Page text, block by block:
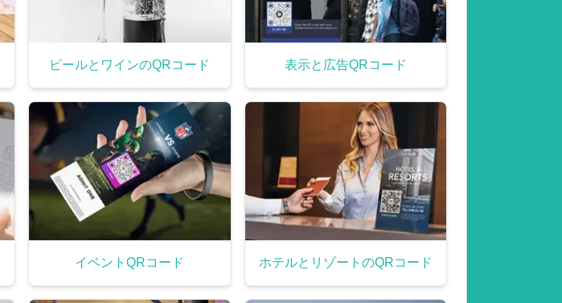
ビールとワインのQRコード 表示と広告QRコード
イベントQRコード ホテルとリゾートのQRコード